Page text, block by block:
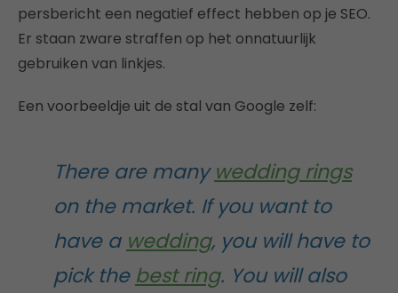
persbericht een negatief effect hebben op je SEO.
Er staan zware straffen op het onnatuurlijk
gebruiken van linkjes.
Een voorbeeldje uit de stal van Google zelf:
There are manywedding rings
on the market. If you want to
have a wedding, you will have to
pick the best ring. You will also